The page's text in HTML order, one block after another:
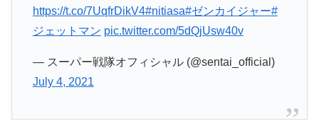
https://t.co/7UqfrDikV4#nitiasa#ゼンカイジャー#
ジェットマン pic.twitter.com/5dQjUsw40v
— スーパー戦隊オフィシャル (@sentai_official)
July 4, 2021